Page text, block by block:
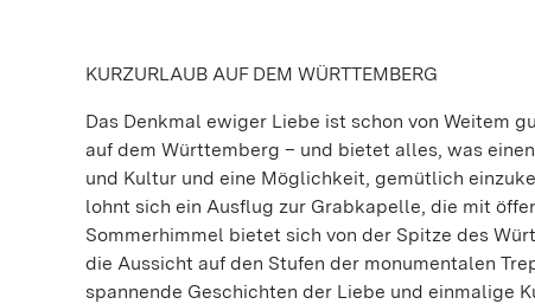
KURZURLAUB AUF DEM WÜRTTEMBERG
Das Denkmal ewiger Liebe ist schon von Weitem
auf dem Württemberg – und bietet alles, was
und Kultur und eine Möglichkeit, gemütlich
lohnt sich ein Ausflug zur Grabkapelle, die mit
Sommerhimmel bietet sich von der Spitze des
die Aussicht auf den Stufen der monumentalen
spannende Geschichten der Liebe und einmalige